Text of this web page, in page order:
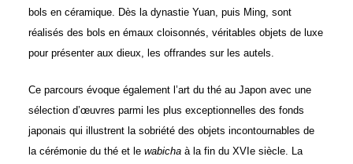
bols en céramique. Dès la dynastie Yuan, puis Ming, sont
réalisés des bols en émaux cloisonnés, véritables objets de luxe
pour présenter aux dieux, les offrandes sur les autels.
Ce parcours évoque également l’art du thé au Japon avec une
sélection d’œuvres parmi les plus exceptionnelles des fonds
japonais qui illustrent la sobriété des objets incontournables de
la cérémonie du thé et le wabicha à la fin du XVIe siècle. La